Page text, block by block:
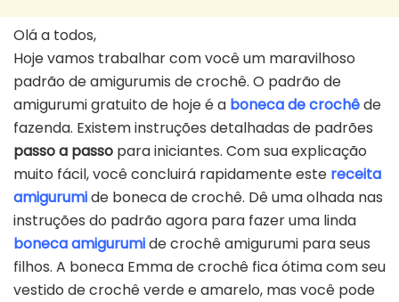
Olá a todos,
Hoje vamos trabalhar com você um maravilhoso
padrão de amigurumis de crochê. O padrão de
amigurumi gratuito de hoje é a boneca de crochêde
fazenda. Existem instruções detalhadas de padrões
passo a passo para iniciantes. Com sua explicação
muito fácil, você concluirá rapidamente este receita
amigurumide boneca de crochê. Dê uma olhada nas
instruções do padrão agora para fazer uma linda
boneca amigurumide crochê amigurumi para seus
filhos. A boneca Emma de crochê fica ótima com seu
vestido de crochê verde e amarelo, mas você pode